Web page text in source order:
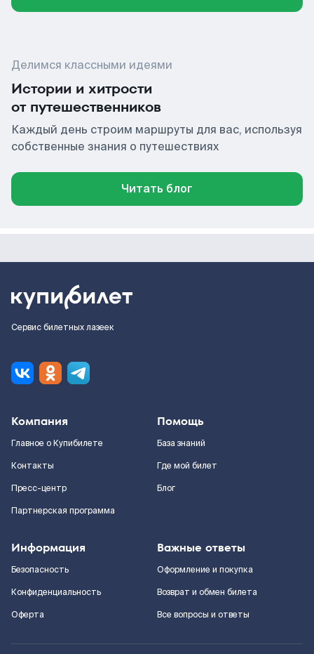
Делимся классными идеями
Истории и хитрости
от путешественников
Каждый день строим маршруты для вас, используя
собственные знания о путешествиях
Читать блог
Сервис билетных лазеек
Компания
Главное о Купибилете
Контакты
Пресс-центр
Партнерская программа
Помощь
База знаний
Где мой билет
Блог
Информация
Безопасность
Конфиденциальность
Оферта
Важные ответы
Оформление и покупка
Возврат и обмен билета
Все вопросы и ответы